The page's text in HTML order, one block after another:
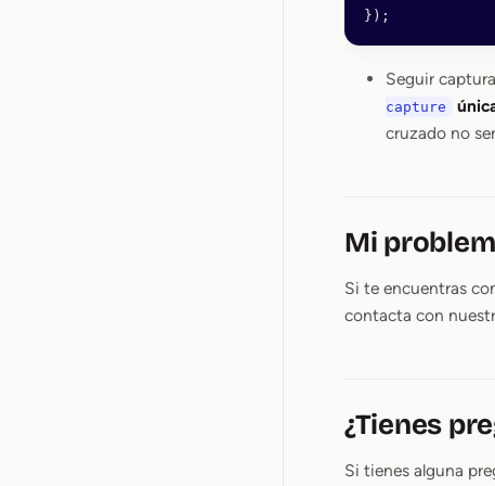
});
Seguir
capture
cruzado no
Mi
Si te encuentras
contacta con
¿Tienes
Si tienes alguna